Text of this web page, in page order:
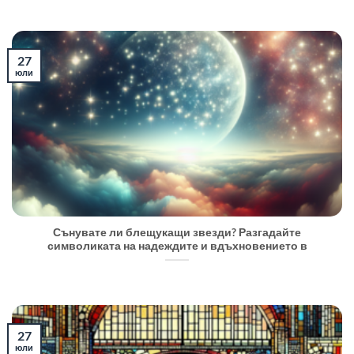
Сънувате ли блещукащи звезди? Разгадайте
символиката на надеждите и вдъхновението в
27
юли
27
юли